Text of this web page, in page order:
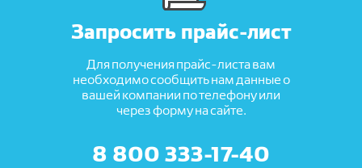
Запросить прайс-лист
Для получения прайс-листа вам
необходимо сообщить нам данные о
вашей компании по телефону или
через форму на сайте.
8 800 333-17-40